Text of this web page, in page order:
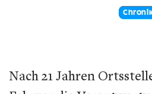
Nach 21 Jahren